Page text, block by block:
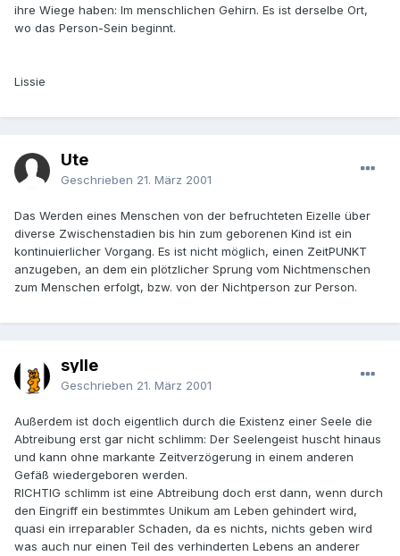
ihre Wiege haben: Im menschlichen Gehirn. Es ist derselbe Ort,
wo das Person-Sein beginnt.
Lissie
Ute
Geschrieben 21. März 2001
Das Werden eines Menschen von der befruchteten Eizelle über
diverse Zwischenstadien bis hin zum geborenen Kind ist ein
kontinuierlicher Vorgang. Es ist nicht möglich, einen ZeitPUNKT
anzugeben, an dem ein plötzlicher Sprung vom Nichtmenschen
zum Menschen erfolgt, bzw. von der Nichtperson zur Person.
sylle
Geschrieben 21. März 2001
Außerdem ist doch eigentlich durch die Existenz einer Seele die
Abtreibung erst gar nicht schlimm: Der Seelengeist huscht hinaus
und kann ohne markante Zeitverzögerung in einem anderen
Gefäß wiedergeboren werden.
RICHTIG schlimm ist eine Abtreibung doch erst dann, wenn durch
den Eingriff ein bestimmtes Unikum am Leben gehindert wird,
quasi ein irreparabler Schaden, da es nichts, nichts geben wird
was auch nur einen Teil des verhinderten Lebens an anderer